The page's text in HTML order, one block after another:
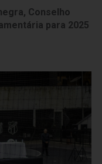
Conselho
para 2025